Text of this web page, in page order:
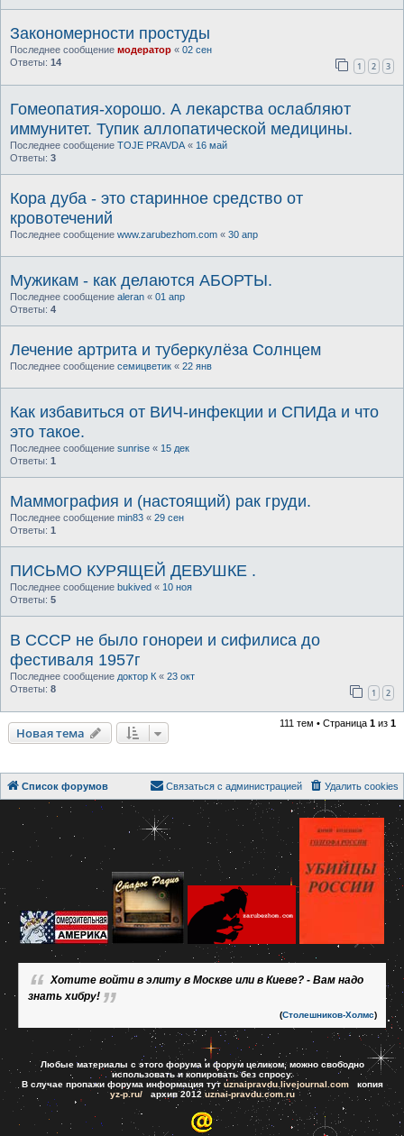
Закономерности простуды
Последнее сообщение модератор « 02 сен
Ответы: 14 1 2 3
Гомеопатия-хорошо. А лекарства ослабляют
иммунитет. Тупик аллопатической медицины.
Последнее сообщение TOJE PRAVDA « 16 май
Ответы: 3
Кора дуба - это старинное средство от
кровотечений
Последнее сообщение www.zarubezhom.com « 30 апр
Мужикам - как делаются АБОРТЫ.
Последнее сообщение aleran « 01 апр
Ответы: 4
Лечение артрита и туберкулёза Солнцем
Последнее сообщение семицветик « 22 янв
Как избавиться от ВИЧ-инфекции и СПИДа и что
это такое.
Последнее сообщение sunrise « 15 дек
Ответы: 1
Маммография и (настоящий) рак груди.
Последнее сообщение min83 « 29 сен
Ответы: 1
ПИСЬМО КУРЯЩЕЙ ДЕВУШКЕ .
Последнее сообщение bukived « 10 ноя
Ответы: 5
В СССР не было гонореи и сифилиса до
фестиваля 1957г
Последнее сообщение доктор К « 23 окт
Ответы: 8 1 2
Новая тема
111 тем • Страница 1 из 1
Список форумов Удалить cookies
Связаться с администрацией
Хотите войти в элиту в Москве или в Киеве? - Вам надо
знать хибру!
(Столешников-Холмс)
Любые материалы с этого форума и форум целиком, можно свободно
использовать и копировать без спросу.
В случае пропажи форума информация тут uznaipravdu.livejournal.comкопия
yz-p.ru/архив 2012uznai-pravdu.com.ru